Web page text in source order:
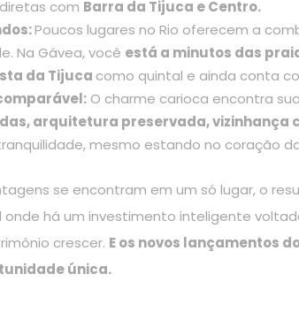
com Barra da Tijuca e Centro.
Poucos lugares no Rio oferecem a
Na Gávea, você está a minutos das
da Tijuca como quintal e ainda conta
O charme carioca encontra
arquitetura preservada, vizinhança
mesmo estando no coração
se encontram em um só lugar, o
onde há um investimento inteligente
crescer. E os novos lançamentos
única.